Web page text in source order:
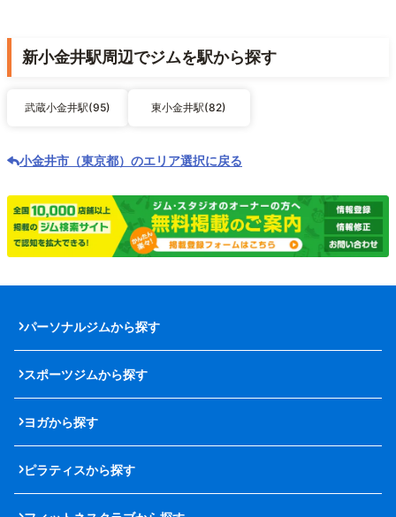
新小金井駅周辺でジムを駅から探す
武蔵小金井駅(95) 東小金井駅(82)
小金井市（東京都）のエリア選択に戻る
パーソナルジムから探す
スポーツジムから探す
ヨガから探す
ピラティスから探す